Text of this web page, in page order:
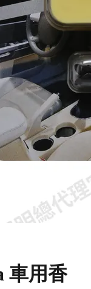
車用香